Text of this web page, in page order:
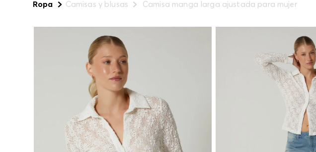
Ropa Camisas y blusas Camisa manga larga ajustada para mujer